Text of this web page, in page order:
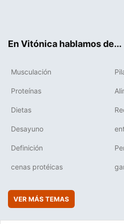
En Vitónica hablamos de...
Musculación
Proteínas
Dietas
Desayuno
Definición
cenas protéicas
VER MÁS TEMAS